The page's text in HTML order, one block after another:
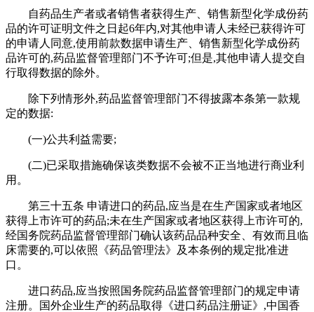
自药品生产者或者销售者获得生产、销售新型化学成份药
品的许可证明文件之日起6年内,对其他申请人未经已获得许可
的申请人同意,使用前款数据申请生产、销售新型化学成份药
品许可的,药品监督管理部门不予许可;但是,其他申请人提交自
行取得数据的除外。
除下列情形外,药品监督管理部门不得披露本条第一款规
定的数据:
(一)公共利益需要;
(二)已采取措施确保该类数据不会被不正当地进行商业利
用。
第三十五条 申请进口的药品,应当是在生产国家或者地区
获得上市许可的药品;未在生产国家或者地区获得上市许可的,
经国务院药品监督管理部门确认该药品品种安全、有效而且临
床需要的,可以依照《药品管理法》及本条例的规定批准进
口。
进口药品,应当按照国务院药品监督管理部门的规定申请
注册。国外企业生产的药品取得《进口药品注册证》,中国香